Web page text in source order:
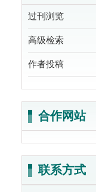
过刊浏览
高级检索
作者投稿
合作网站
联系方式